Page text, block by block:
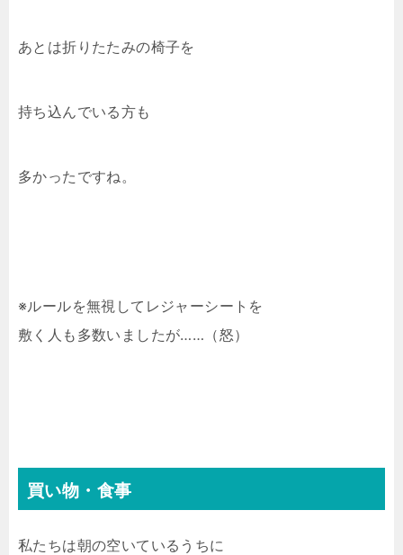
あとは折りたたみの椅子を
持ち込んでいる方も
多かったですね。
※ルールを無視してレジャーシートを
敷く人も多数いましたが……（怒）
買い物・食事
私たちは朝の空いているうちに